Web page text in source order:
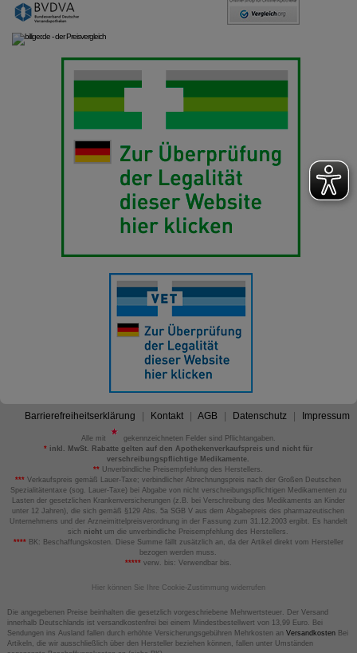
Barrierefreiheitserklärung Kontakt AGB Datenschutz Impressum
Alle mit
gekennzeichneten Felder sind Pflichtangaben.
*inkl. MwSt. Rabatte gelten auf den Apothekenverkaufspreis und nicht für
verschreibungspflichtige Medikamente.
** Unverbindliche Preisempfehlung des Herstellers.
*** Verkaufspreis gemäß Lauer-Taxe; verbindlicher Abrechnungspreis nach der Großen Deutschen
Spezialitätentaxe (sog. Lauer-Taxe) bei Abgabe von nicht verschreibungspflichtigen Medikamenten zu
Lasten der gesetzlichen Krankenversicherungen (z.B. bei Verschreibung des Medikaments an Kinder
unter 12 Jahren), die sich gemäß §129 Abs. 5a SGB V aus dem Abgabepreis des pharmazeutischen
Unternehmens und der Arzneimittelpreisverordnung in der Fassung zum 31.12.2003 ergibt. Es handelt
sich nicht um die unverbindliche Preisempfehlung des Herstellers.
****BK: Beschaffungskosten. Diese Summe fällt zusätzlich an, da der Artikel direkt vom Hersteller
bezogen werden muss.
*****verw. bis: Verwendbar bis.
Hier können Sie Ihre Cookie-Zustimmung widerrufen
Die angegebenen Preise beinhalten die gesetzlich vorgeschriebene Mehrwertsteuer. Der Versand
innerhalb Deutschlands ist versandkostenfrei bei einem Mindestbestellwert von 13,99 Euro. Bei
Sendungen ins Ausland fallen durch erhöhte Versicherungsgebühren Mehrkosten an VersandkostenBei
Artikeln, die wir ausschließlich über den Hersteller beziehen können, fallen unter Umständen